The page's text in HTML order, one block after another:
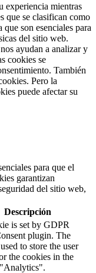
experiencia mientras
que se clasifican como
que son esenciales para
del sitio web.
ayudan a analizar y
cookies se
También
Pero la
puede afectar su
para que el
garantizan
del sitio web,
Descripción
is set by GDPR
plugin. The
to store the user
the cookies in the